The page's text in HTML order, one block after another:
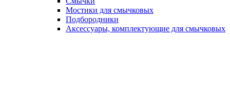
Мостики для смычковых
Подбородники
Аксеcсуары, комплектующие для смычковых